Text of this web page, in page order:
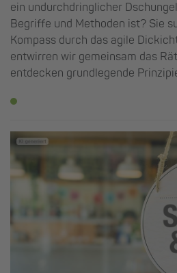
ein undurchdringlicher
Begriffe und Methoden ist? Sie
Kompass durch das agile
entwirren wir gemeinsam das
entdecken grundlegende